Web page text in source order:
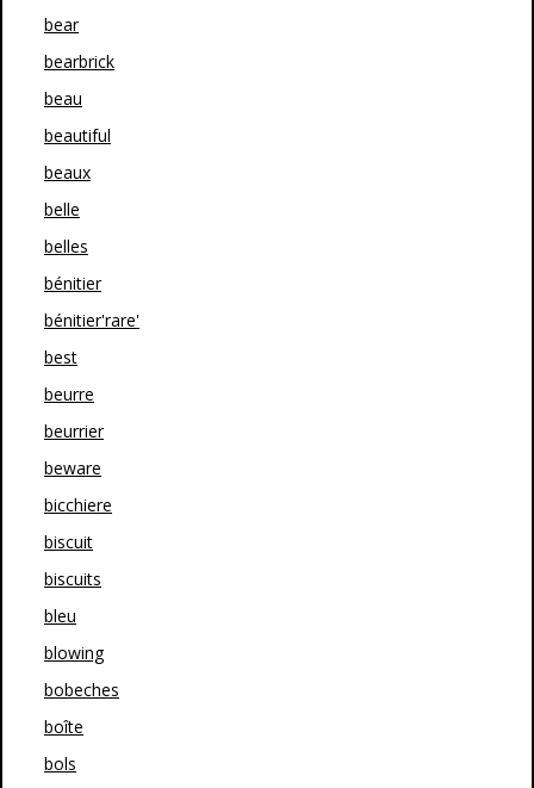
bear
bearbrick
beau
beautiful
beaux
belle
belles
bénitier
bénitier'rare'
best
beurre
beurrier
beware
bicchiere
biscuit
biscuits
bleu
blowing
bobeches
boîte
bols